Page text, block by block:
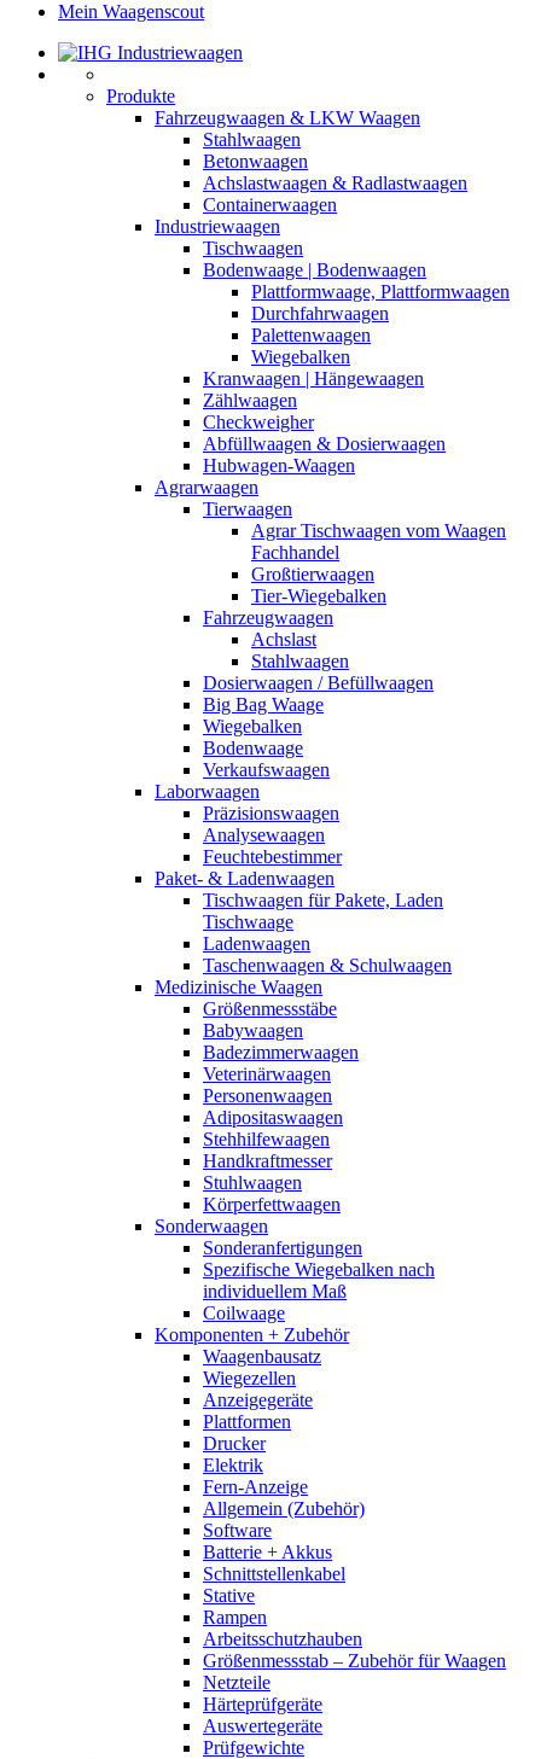
Mein Waagenscout
Produkte
Fahrzeugwaagen & LKW Waagen
Stahlwaagen
Betonwaagen
Achslastwaagen & Radlastwaagen
Containerwaagen
Industriewaagen
Tischwaagen
Bodenwaage | Bodenwaagen
Plattformwaage, Plattformwaagen
Durchfahrwaagen
Palettenwaagen
Wiegebalken
Kranwaagen | Hängewaagen
Zählwaagen
Checkweigher
Abfüllwaagen & Dosierwaagen
Hubwagen-Waagen
Agrarwaagen
Tierwaagen
Agrar Tischwaagen vom Waagen
Fachhandel
Großtierwaagen
Tier-Wiegebalken
Fahrzeugwaagen
Achslast
Stahlwaagen
Dosierwaagen / Befüllwaagen
Big Bag Waage
Wiegebalken
Bodenwaage
Verkaufswaagen
Laborwaagen
Präzisionswaagen
Analysewaagen
Feuchtebestimmer
Paket- & Ladenwaagen
Tischwaagen für Pakete, Laden
Tischwaage
Ladenwaagen
Taschenwaagen & Schulwaagen
Medizinische Waagen
Größenmessstäbe
Babywaagen
Badezimmerwaagen
Veterinärwaagen
Personenwaagen
Adipositaswaagen
Stehhilfewaagen
Handkraftmesser
Stuhlwaagen
Körperfettwaagen
Sonderwaagen
Sonderanfertigungen
Spezifische Wiegebalken nach
individuellem Maß
Coilwaage
Komponenten + Zubehör
Waagenbausatz
Wiegezellen
Anzeigegeräte
Plattformen
Drucker
Elektrik
Fern-Anzeige
Allgemein (Zubehör)
Software
Batterie + Akkus
Schnittstellenkabel
Stative
Rampen
Arbeitsschutzhauben
Größenmessstab – Zubehör für Waagen
Netzteile
Härteprüfgeräte
Auswertegeräte
Prüfgewichte